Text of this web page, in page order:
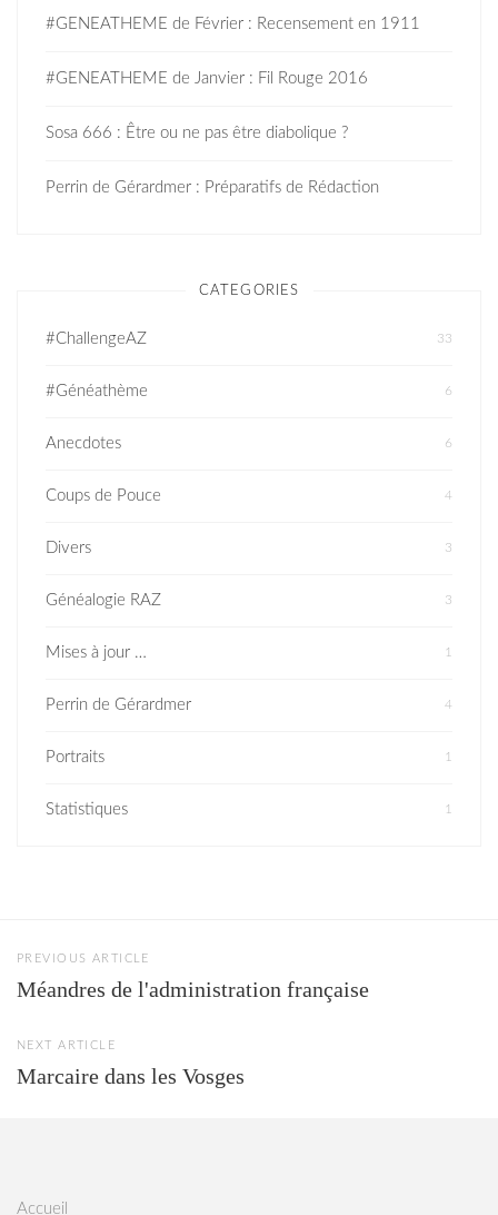
#GENEATHEME de Février : Recensement en 1911
#GENEATHEME de Janvier : Fil Rouge 2016
Sosa 666 : Être ou ne pas être diabolique ?
Perrin de Gérardmer : Préparatifs de Rédaction
CATEGORIES
#ChallengeAZ 33
#Généathème 6
Anecdotes 6
Coups de Pouce 4
Divers 3
Généalogie RAZ 3
Mises à jour … 1
Perrin de Gérardmer 4
Portraits 1
Statistiques 1
PREVIOUS ARTICLE
Méandres de l'administration française
NEXT ARTICLE
Marcaire dans les Vosges
Accueil